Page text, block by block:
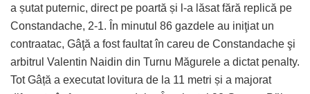
a șutat puternic, direct pe poartă și l-a lăsat fără replică pe
Constandache, 2-1. În minutul 86 gazdele au iniţiat un
contraatac, Gâţă a fost faultat în careu de Constandache şi
arbitrul Valentin Naidin din Turnu Măgurele a dictat penalty.
Tot Gâță a executat lovitura de la 11 metri și a majorat